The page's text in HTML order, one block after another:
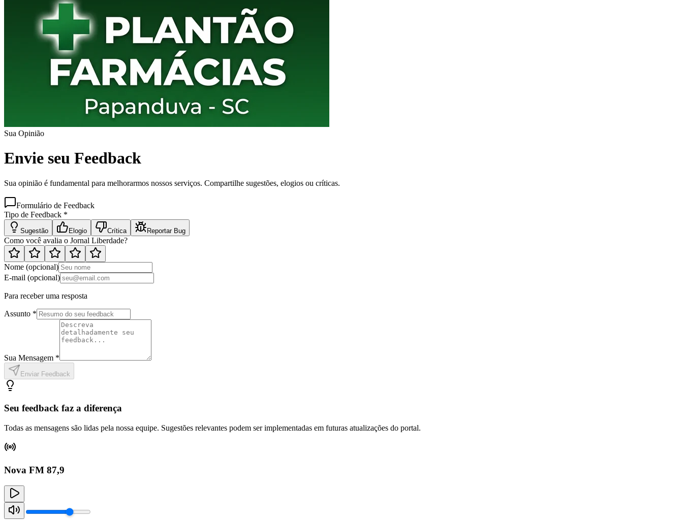
Sua Opinião
Envie seu Feedback
Sua opinião é fundamental para melhorarmos nossos serviços. Compartilhe sugestões, elogios ou críticas.
Formulário de Feedback
Tipo de Feedback *
Sugestão Elogio Crítica Reportar Bug
Como você avalia o Jornal Liberdade?
Nome (opcional)
E-mail (opcional)
Para receber uma resposta
Assunto *
Sua Mensagem *
Enviar Feedback
Seu feedback faz a diferença
Todas as mensagens são lidas pela nossa equipe. Sugestões relevantes podem ser implementadas em futuras atualizações do portal.
Nova FM 87,9